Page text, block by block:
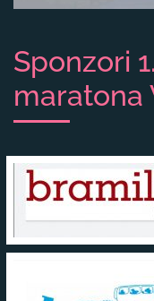
Sponzori
maratona